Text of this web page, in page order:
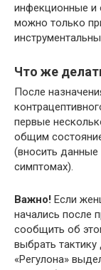
инфекционные и
можно только
Что же
После
первые
общим
(вносить данные
симптомах).
Важно! Если
начались после
сообщить об
выбрать
«Регулона»